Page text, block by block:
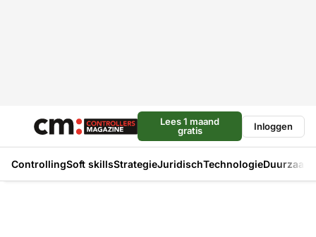
Lees 1 maand
gratis
Inloggen
ControllingSoft skillsStrategieJuridischTechnologie